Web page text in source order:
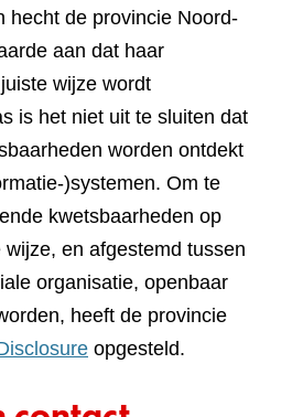
hecht de provincie Noord-
aan dat haar
wijze wordt
is het niet uit te sluiten dat
worden ontdekt
)systemen. Om te
kwetsbaarheden op
en afgestemd tussen
organisatie, openbaar
heeft de provincie
opgesteld.